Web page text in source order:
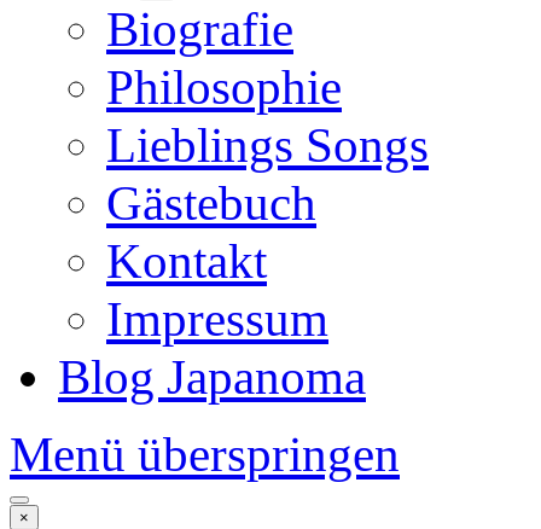
Biografie
Philosophie
Lieblings Songs
Gästebuch
Kontakt
Impressum
Blog Japanoma
Menü überspringen
×